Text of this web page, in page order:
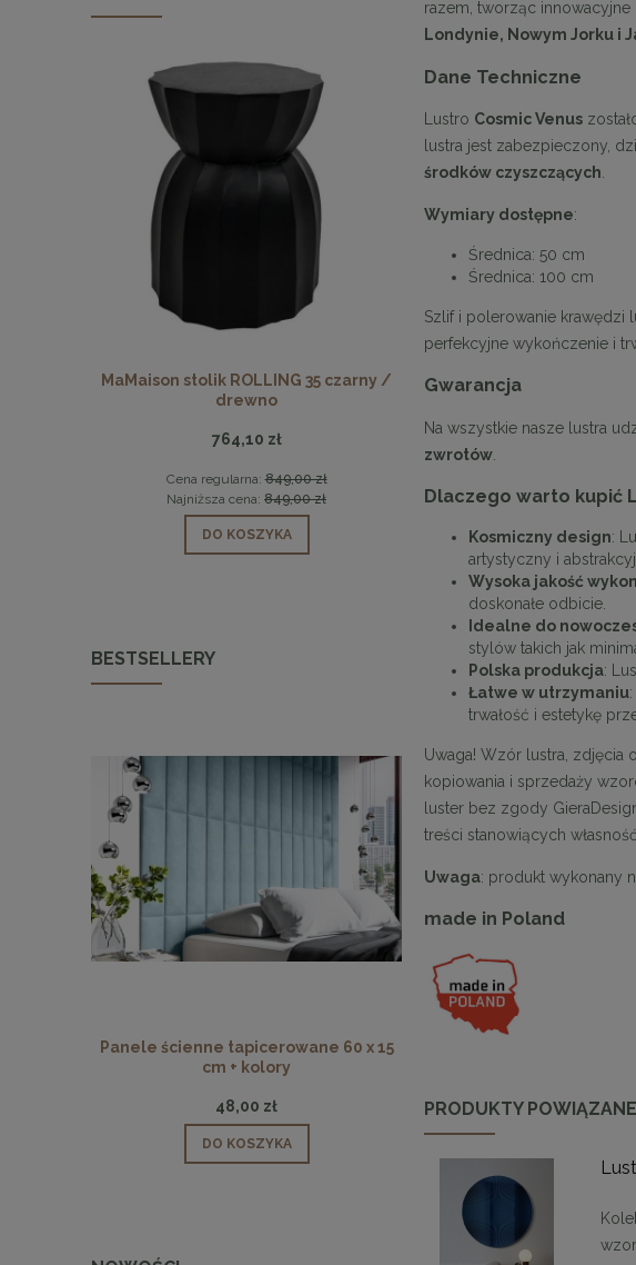
MaMaison stolik ROLLING 35 czarny /
drewno
764,10 zł
Cena regularna:849,00 zł
Najniższa cena: 849,00 zł
DO KOSZYKA
Dębowy stolik kawowy
1 620,00 zł
Najniższa cena: 1 800,00
DO KOSZYKA
BESTSELLERY
Panele ścienne tapicerowane 60 x 15
cm + kolory
48,00 zł
DO KOSZYKA
48,00 zł
razem, tworząc
Londynie, Nowym Jorku i
Dane Techniczne
Lustro Cosmic Venus
lustra jest zabezpieczony,
środków czyszczących
Wymiary dostępne:
Średnica: 50 cm
Średnica: 100 cm
Szlif i polerowanie krawędzi
perfekcyjne wykończenie i
Gwarancja
Na wszystkie nasze lustra
zwrotów
Dlaczego warto kupić
Kosmiczny design:
artystyczny i
Wysoka jakość
doskonałe odbicie.
Idealne do
stylów takich jak
Polska produkcja:
Łatwe w utrzymaniu
trwałość i estetykę
Uwaga! Wzór lustra, zdjęcia
kopiowania i sprzedaży
luster bez zgody
treści stanowiących
Uwaga: produkt wykonany
made in Poland
PRODUKTY POWIĄZANE